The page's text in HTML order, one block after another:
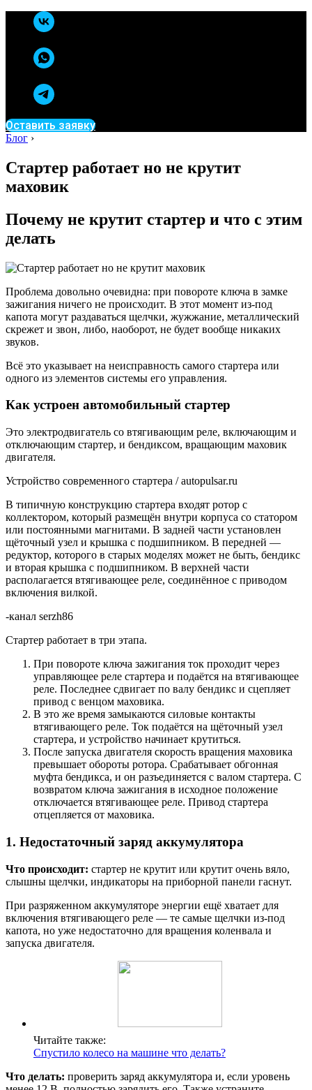
Оставить заявку
Блог ›
Стартер работает но не крутит
маховик
Почему не крутит стартер и что с этим
делать
Проблема довольно очевидна: при повороте ключа в замке
зажигания ничего не происходит. В этот момент из-под
капота могут раздаваться щелчки, жужжание, металлический
скрежет и звон, либо, наоборот, не будет вообще никаких
звуков.
Всё это указывает на неисправность самого стартера или
одного из элементов системы его управления.
Как устроен автомобильный стартер
Это электродвигатель со втягивающим реле, включающим и
отключающим стартер, и бендиксом, вращающим маховик
двигателя.
Устройство современного стартера / autopulsar.ru
В типичную конструкцию стартера входят ротор с
коллектором, который размещён внутри корпуса со статором
или постоянными магнитами. В задней части установлен
щёточный узел и крышка с подшипником. В передней —
редуктор, которого в старых моделях может не быть, бендикс
и вторая крышка с подшипником. В верхней части
располагается втягивающее реле, соединённое с приводом
включения вилкой.
-канал serzh86
Стартер работает в три этапа.
При повороте ключа зажигания ток проходит через
управляющее реле стартера и подаётся на втягивающее
реле. Последнее сдвигает по валу бендикс и сцепляет
привод с венцом маховика.
В это же время замыкаются силовые контакты
втягивающего реле. Ток подаётся на щёточный узел
стартера, и устройство начинает крутиться.
После запуска двигателя скорость вращения маховика
превышает обороты ротора. Срабатывает обгонная
муфта бендикса, и он разъединяется с валом стартера. С
возвратом ключа зажигания в исходное положение
отключается втягивающее реле. Привод стартера
отцепляется от маховика.
1. Недостаточный заряд аккумулятора
Что происходит: стартер не крутит или крутит очень вяло,
слышны щелчки, индикаторы на приборной панели гаснут.
При разряженном аккумуляторе энергии ещё хватает для
включения втягивающего реле — те самые щелчки из-под
капота, но уже недостаточно для вращения коленвала и
запуска двигателя.
Читайте также:
Спустило колесо на машине что делать?
Что делать: проверить заряд аккумулятора и, если уровень